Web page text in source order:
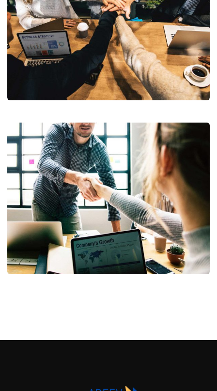
Market Expansion
Fund Management